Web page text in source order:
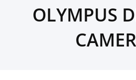
OLYMPUS